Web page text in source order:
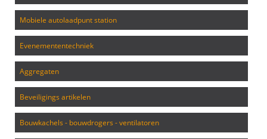
mobiele autolaadpunt station
evenemententechniek
aggregaten
beveiligings artikelen
bouwkachels - bouwdrogers - ventilatoren